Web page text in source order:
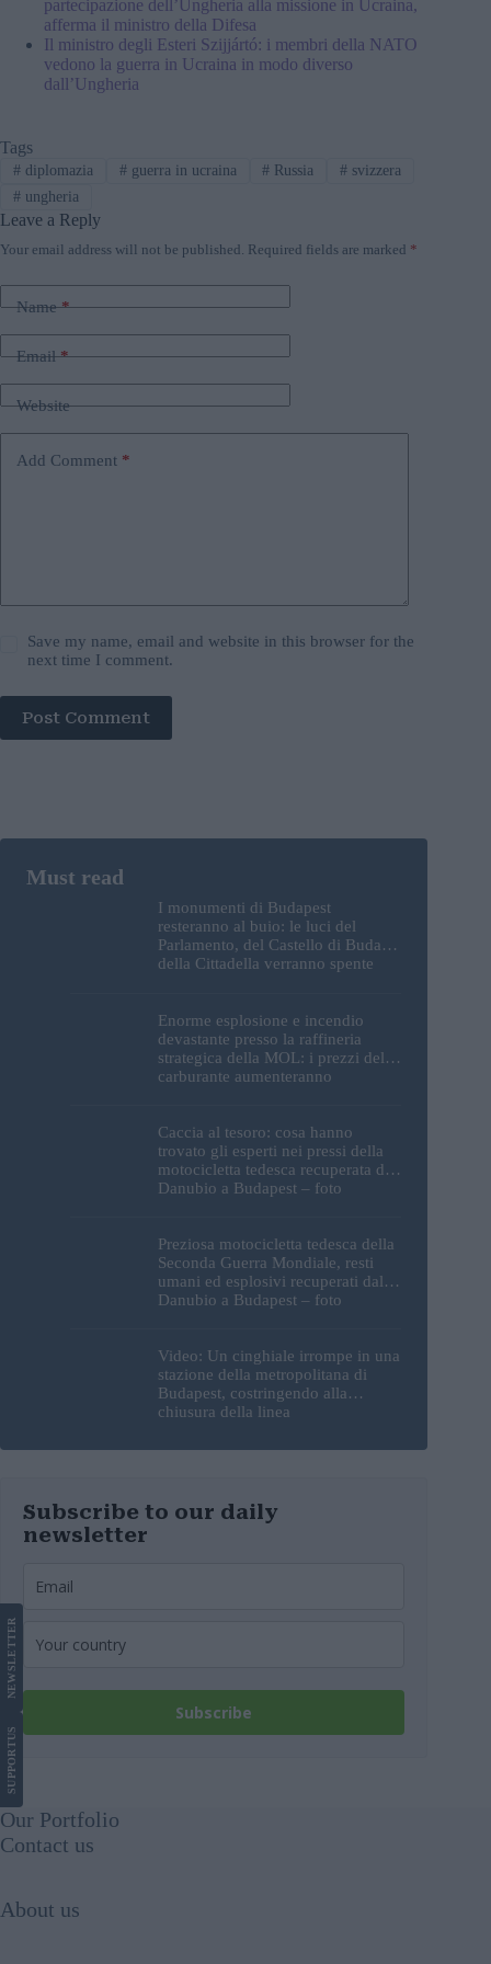
partecipazione dell’Ungheria alla missione in Ucraina,
afferma il ministro della Difesa
Il ministro degli Esteri Szijjártó: i membri della NATO
vedono la guerra in Ucraina in modo diverso
dall’Ungheria
Tags
#diplomazia #guerra in ucraina # Russia # svizzera
#ungheria
Leave a Reply
Your email address will not be published. Required fields are marked *
Name*
Email*
Website
Add Comment *
Save my name, email and website in this browser for the
next time I comment.
Post Comment
I monumenti di Budapest
resteranno al buio: le luci del
Parlamento, del Castello di Buda e
della Cittadella verranno spente
Enorme esplosione e incendio
devastante presso la raffineria
strategica della MOL: i prezzi del
carburante aumenteranno
Caccia al tesoro: cosa hanno
trovato gli esperti nei pressi della
motocicletta tedesca recuperata dal
Danubio a Budapest – foto
Preziosa motocicletta tedesca della
Seconda Guerra Mondiale, resti
umani ed esplosivi recuperati dal
Danubio a Budapest – foto
Video: Un cinghiale irrompe in una
stazione della metropolitana di
Budapest, costringendo alla
chiusura della linea
Subscribe to our daily
newsletter
Subscribe
SUPPORT
US
NEWS
LETTER
Our Portfolio
Contact us
About us